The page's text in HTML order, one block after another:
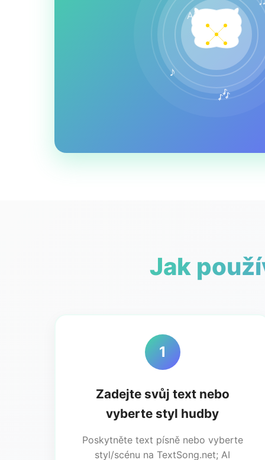
♪
🎶
AI
Jak
1
Zadejte svůj text nebo
vyberte styl hudby
Poskytněte text písně nebo vyberte
styl/scénu na TextSong.net; AI